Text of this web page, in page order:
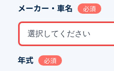
メーカー・車名 必須
選択してください
年式 必須